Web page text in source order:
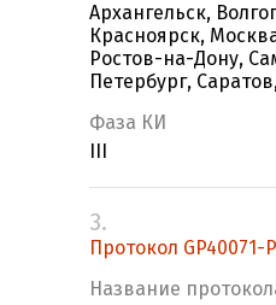
Архангельск,
Красноярск,
Ростов-на-Дону,
Петербург,
Фаза КИ
3.
Протокол GP40071-
Название